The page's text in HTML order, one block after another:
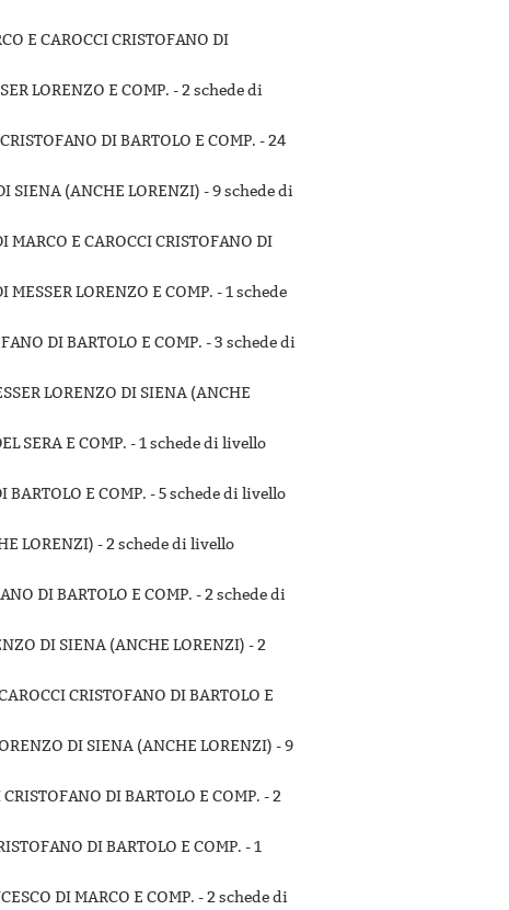
E CAROCCI CRISTOFANO DI
LORENZO E COMP. -2 schede di
DI BARTOLO E COMP. -24
SIENA (ANCHE LORENZI) -9 schede di
E CAROCCI CRISTOFANO DI
LORENZO E COMP. -1 schede
DI BARTOLO E COMP. -3 schede di
LORENZO DI SIENA (ANCHE
SERA E COMP. -1 schede di livello
BARTOLO E COMP. -5 schede di livello
LORENZI) -2 schede di livello
DI BARTOLO E COMP. -2 schede di
DI SIENA (ANCHE LORENZI) -2
CRISTOFANO DI BARTOLO E
DI SIENA (ANCHE LORENZI) -9
DI BARTOLO E COMP. -2
DI BARTOLO E COMP. -1
DI MARCO E COMP. -2 schede di